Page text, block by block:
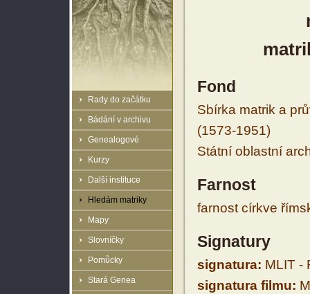
Rady do začátku
Bádání v archivu
Genealogové
Kurzy
Další instituce
Hledám matriky
Mapy
Slovníčky
Pomůcky
Stará Genea
Fond
Sbírka matrik a
(1573-1951)
Státní oblastní
Farnost
farnost církve
Signatury
signatura: MLIT -
signatura filmu: